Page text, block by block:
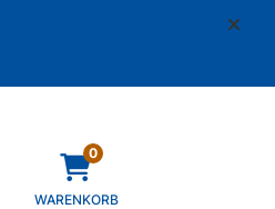
0
WARENKORB